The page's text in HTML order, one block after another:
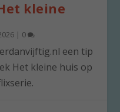
kleine
| 0
een tip
Het kleine huis op